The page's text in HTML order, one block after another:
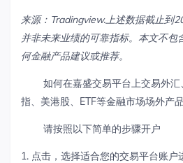
来源：Tradingview.上述数据截止到
并非未来业绩的可靠指标。本文不包
何金融产品建议或推荐。
如何在嘉盛交易平台上交易外
指、美港股、ETF等金融市场场外产
请按照以下简单的步骤开户
1. 点击，选择适合您的交易平台账户